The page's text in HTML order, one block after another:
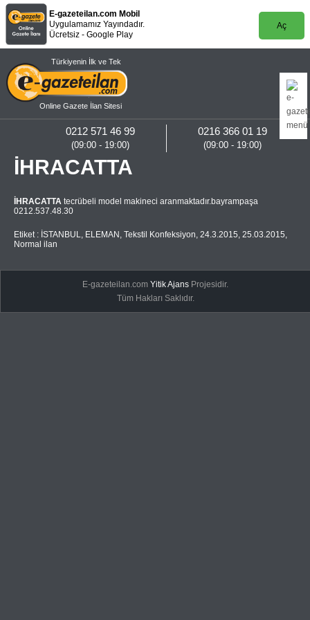
E-gazeteilan.com Mobil
Uygulamamız Yayındadır.
Ücretsiz - Google Play
Aç
Türkiyenin İlk ve Tek
Online Gazete İlan Sitesi
0216 366 01 19
(09:00 - 19:00)
0212 571 46 99
(09:00 - 19:00)
İHRACATTA
İHRACATTA tecrübeli model makineci aranmaktadır.bayrampaşa
0212.537.48.30
Etiket : İSTANBUL, ELEMAN , Tekstil Konfeksiyon, 24.3.2015, 25.03.2015,
Normal ilan
E-gazeteilan.comYitik Ajans Projesidir.
Tüm Hakları Saklıdır.